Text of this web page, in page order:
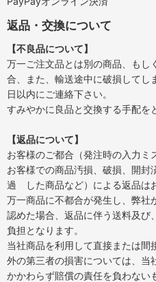
返品・交換について
【不良品について】
万一ご注文品とは別の商品、もし
合、また、輸送途中に破損してし
日以内にご連絡下さい。
すみやかに良品と交換する手配を
【返品について】
お客様のご都合（発注時の入力
お客様での商品汚損、破損、開封
過 した商品など）による返品は
万一商品に不都合が発生し、弊社
認めた場合、返品に伴う送料及
負担となります。
当社商品を利用して直接または間
外の第三者の損害については、
かかわらず賠償の責任を負わない